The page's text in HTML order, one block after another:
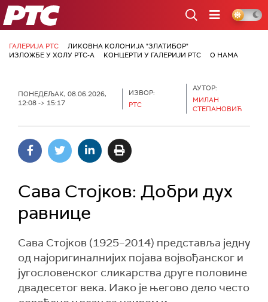
РТС
ГАЛЕРИЈА РТС
ЛИКОВНА КОЛОНИЈА "ЗЛАТИБОР"
ИЗЛОЖБЕ У ХОЛУ РТС-А
КОНЦЕРТИ У ГАЛЕРИЈИ РТС О НАМА
ПОНЕДЕЉАК, 08.06.2026,
12:08 -> 15:17
ИЗВОР:
РТС
АУТОР:
МИЛАН
СТЕПАНОВИЋ
Сава Стојков: Добри дух
равнице
Сава Стојков (1925–2014) представља једну
од најоригиналнијих појава војвођанског и
југословенског сликарства друге половине
двадесетог века. Иако је његово дело често